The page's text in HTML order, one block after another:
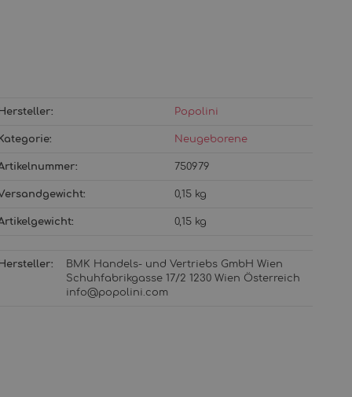
Hersteller: Popolini
Kategorie: Neugeborene
750979
0,15 kg
0,15 kg
Hersteller:
BMK Handels- und Vertriebs GmbH Wien
Schuhfabrikgasse 17/2 1230 Wien Österreich
info@popolini.com